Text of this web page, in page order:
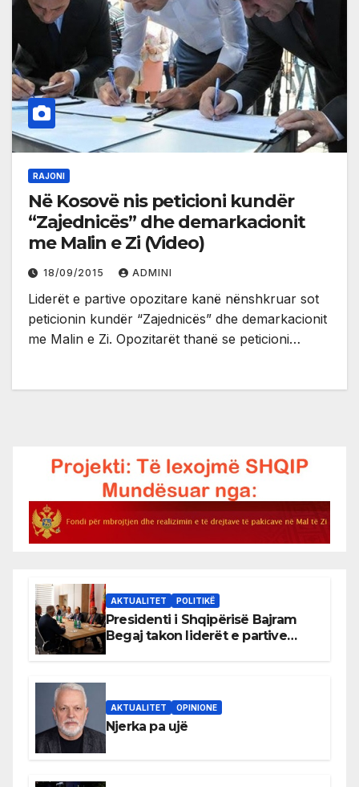
RAJONI
Në Kosovë nis peticioni kundër
“Zajednicës” dhe demarkacionit
me Malin e Zi (Video)
18/09/2015 ADMINI
Liderët e partive opozitare kanë nënshkruar sot
peticionin kundër “Zajednicës” dhe demarkacionit
me Malin e Zi. Opozitarët thanë se peticioni…
AKTUALITET POLITIKË
Presidenti i Shqipërisë Bajram
Begaj takon liderët e partive
AKTUALITET OPINIONE
Njerka pa ujë